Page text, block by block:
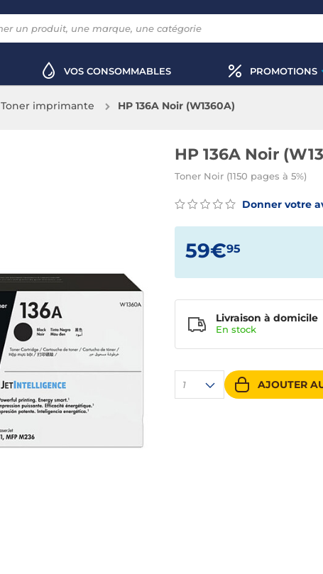
VOS CONSOMMABLES PROMOTIONS
Toner imprimante HP 136A Noir (W1360A)
HP 136A Noir
Toner Noir (1150 pages à 5%)
Donner votre
59€95
1 AJOUTER
Livraison à domicile
En stock